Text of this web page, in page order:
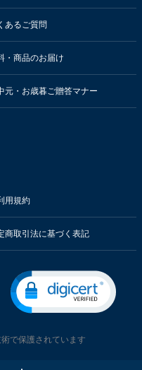
あるご質問
・商品のお届け
元・お歳暮ご贈答マナー
用規約
商取引法に基づく表記
で保護されています